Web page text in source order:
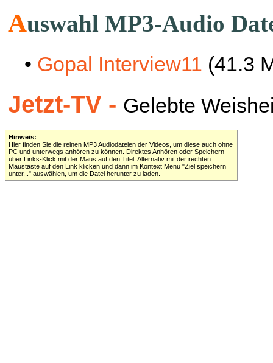
Auswahl MP3-Audio
• Gopal Interview11 (41.3
Jetzt-TV - Gelebte
Hinweis:
Hier finden Sie die reinen MP3 Audiodateien der Videos, um diese auch ohne
PC und unterwegs anhören zu können. Direktes Anhören oder Speichern
über Links-Klick mit der Maus auf den Titel. Alternativ mit der rechten
Maustaste auf den Link klicken und dann im Kontext Menü "Ziel speichern
unter..." auswählen, um die Datei herunter zu laden.